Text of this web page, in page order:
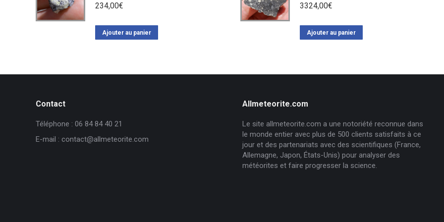
234,00€
Ajouter au panier
3324,00€
Ajouter au panier
Contact
Téléphone : 06 84 84 40 21
E-mail : contact@allmeteorite.com
Allmeteorite.com
Le site allmeteorite.com a une notoriété reconnue dans
le monde entier avec plus de 500 clients satisfaits à ce
jour et des partenariats avec des scientifiques (France,
Allemagne, Japon, États-Unis) pour analyser des
météorites et faire progresser la science.